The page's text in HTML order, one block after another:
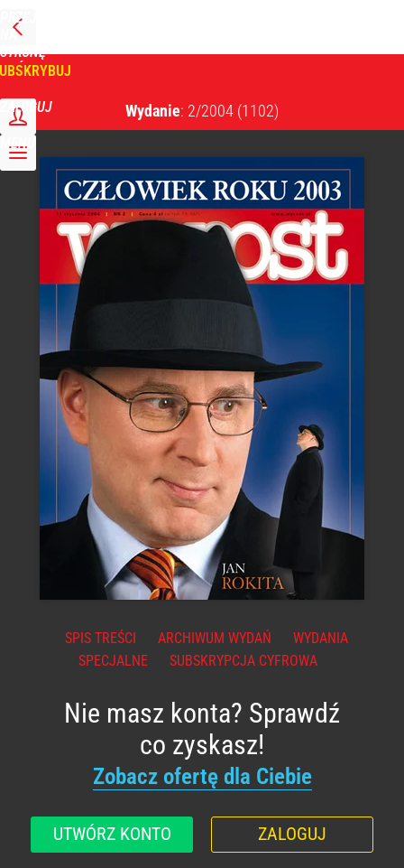
PRZEJDŹ
NA
STRONĘ
GŁÓWNĄ
ZALOGUJ
MENU
Wydanie: 2/2004 (1102)
SPIS TREŚCI ARCHIWUM WYDAŃ
WYDANIA
SPECJALNE
SUBSKRYPCJA CYFROWA
Nie masz konta? Sprawdź
co zyskasz!
Zobacz ofertę dla Ciebie
UTWÓRZ KONTO ZALOGUJ